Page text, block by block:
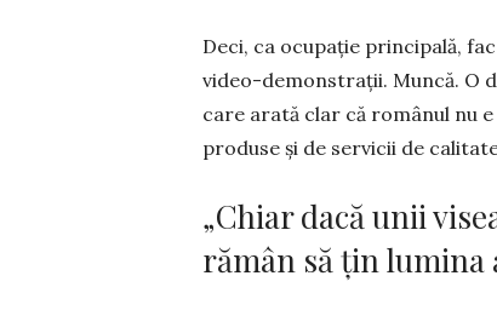
Deci, ca ocupație principală,
video-demonstrații. Muncă. O
care arată clar că românul nu
produse și de servicii de
„Chiar dacă unii
rămân să țin lumina